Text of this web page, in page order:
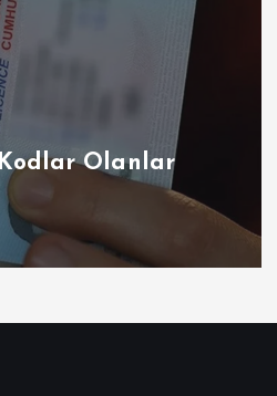
Olanlar